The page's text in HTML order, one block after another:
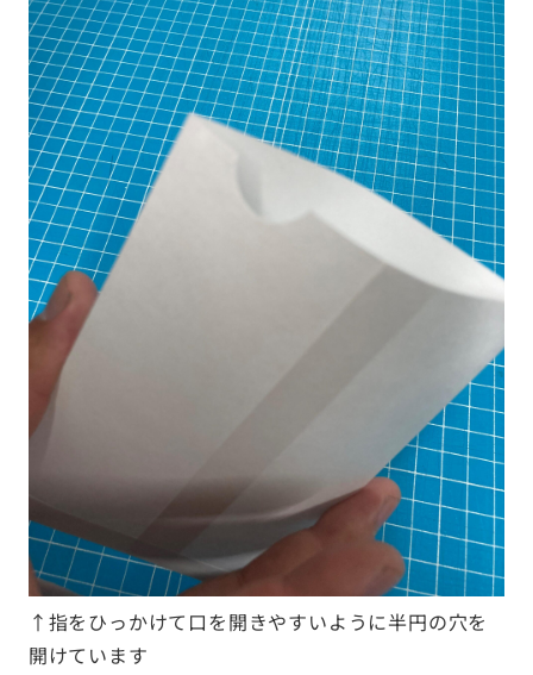
↑指をひっかけて口を開きやすいように半円の穴を
開けています